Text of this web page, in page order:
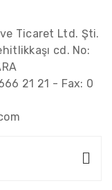
Ticaret Ltd. Şti.
cd. No:
21 21 - Fax: 0